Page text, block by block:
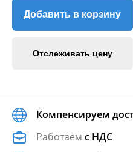
Добавить в корзину
Отслеживать цену
Компенсируем
Работаем с НДС